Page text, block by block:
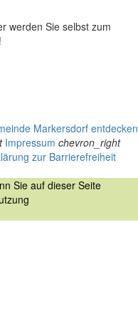
werden Sie selbst zum
!
Impressum chevron_right
zur Barrierefreiheit
Sie auf dieser Seite